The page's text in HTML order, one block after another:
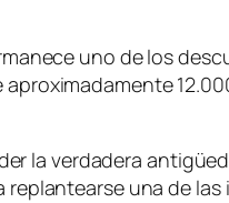
uno de los
la verdadera
una de